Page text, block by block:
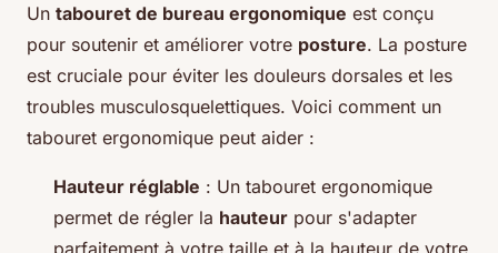
Un tabouret de bureau ergonomique est conçu
pour soutenir et améliorer votre posture. La posture
est cruciale pour éviter les douleurs dorsales et les
troubles musculosquelettiques. Voici comment un
tabouret ergonomique peut aider :
Hauteur réglable : Un tabouret ergonomique
permet de régler la hauteur pour s'adapter
parfaitement à votre taille et à la hauteur de votre